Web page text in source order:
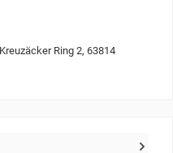
Ring 2, 63814